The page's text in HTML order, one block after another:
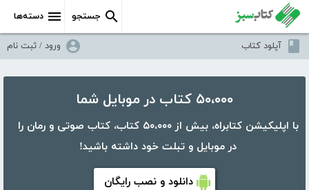
دسته‌ها جستجو
آپلود کتاب ورود / ثبت نام
۵۰،۰۰۰ کتاب در موبایل شما
با اپلیکیشن کتابراه، بیش از ۵۰،۰۰۰ کتاب، کتاب صوتی و رمان را
در موبایل و تبلت خود داشته باشید!
دانلود و نصب رایگان